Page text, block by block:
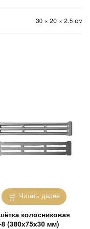
30 × 20 × 2.5 см
Читать далее
колосниковая
(380х75х30 мм)